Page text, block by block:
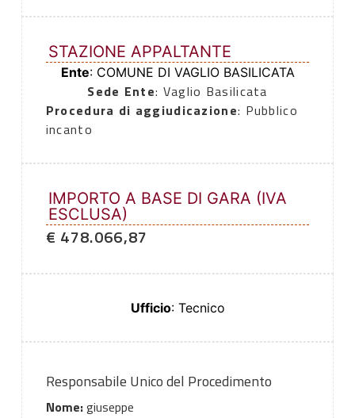
STAZIONE APPALTANTE
Ente: COMUNE DI VAGLIO BASILICATA
Sede Ente: Vaglio Basilicata
Procedura di aggiudicazione: Pubblico
incanto
IMPORTO A BASE DI GARA (IVA
ESCLUSA)
€ 478.066,87
Ufficio: Tecnico
Responsabile Unico del Procedimento
Nome:giuseppe